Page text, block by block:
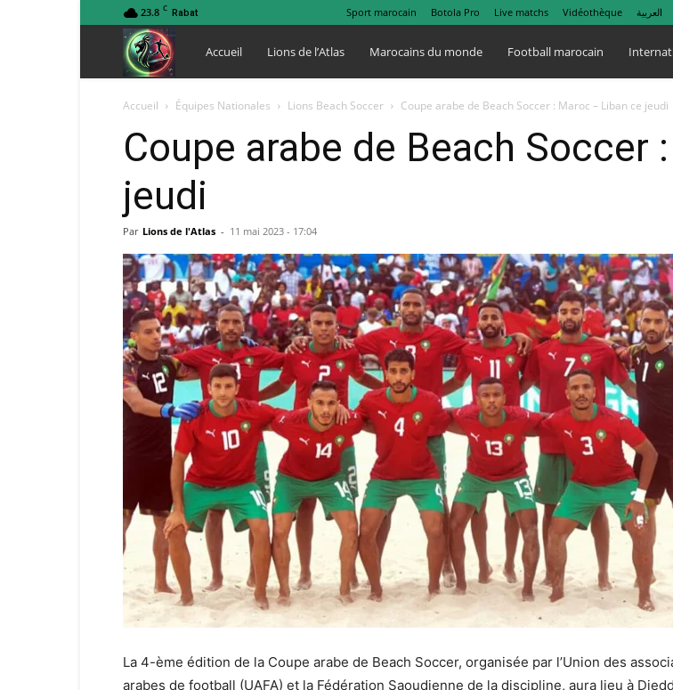
23.8 C Rabat Sport marocain Botola Pro Live matchs Vidéothèque العربية
Lions
de
Atlas
Accueil Lions de l’Atlas Marocains du monde Football marocain
Accueil Équipes Nationales Lions Beach Soccer Coupe arabe de Beach Soccer : Maroc – Liban ce jeudi
Coupe arabe de Beach Soccer
jeudi
Par Lions de l'Atlas - 11 mai 2023 - 17:04
La 4-ème édition de la Coupe arabe de Beach Soccer, organisée par l’Union des
arabes de football (UAFA) et la Fédération Saoudienne de la discipline, aura lieu à